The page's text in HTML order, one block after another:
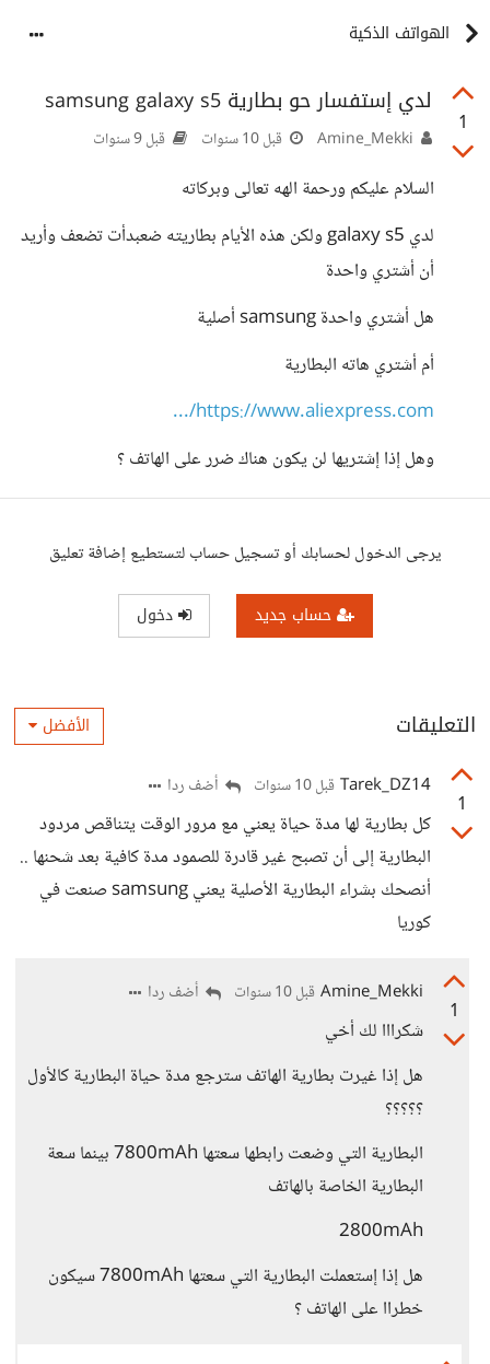
الهواتف الذكية
1
لدي إستفسار حو بطارية samsung galaxy s5
قبل 10 سنوات قبل 9 سنوات
السلام عليكم ورحمة الهه تعالى وبركاته
لدي galaxy s5 ولكن هذه الأيام بطاريته ضعبدأت تضعف وأريد
أن أشتري واحدة
هل أشتري واحدة samsung أصلية
أم أشتري هاته البطارية
https://www.aliexpress.com/...
وهل إذا إشتريها لن يكون هناك ضرر على الهاتف ؟
يرجى الدخول لحسابك أو تسجيل حساب لتستطيع إضافة تعليق
حساب جديد دخول
التعليقات الأفضل
1
Tarek_DZ14 قبل 10 سنوات أضف ردا
كل بطارية لها مدة حياة يعني مع مرور الوقت يتناقص مردود
البطارية إلى أن تصبح غير قادرة للصمود مدة كافية بعد شحنها ..
أنصحك بشراء البطارية الأصلية يعني samsung صنعت في
كوريا
1
Amine_Mekki قبل 10 سنوات أضف ردا
شكرااا لك أخي
هل إذا غيرت بطارية الهاتف سترجع مدة حياة البطارية كالأول
؟؟؟؟؟
البطارية التي وضعت رابطها سعتها 7800mAh بينما سعة
البطارية الخاصة بالهاتف
2800mAh
هل إذا إستعملت البطارية التي سعتها 7800mAh سيكون
خطراا على الهاتف ؟